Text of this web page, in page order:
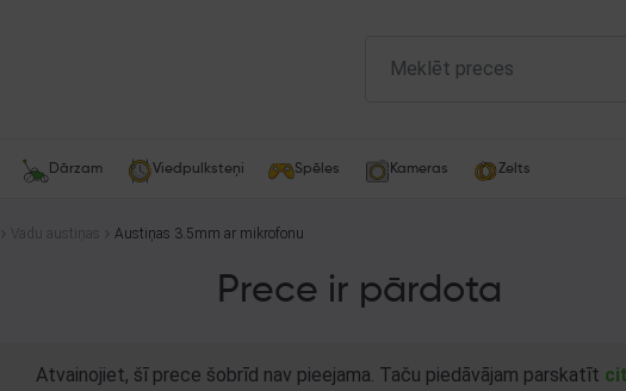
Dārzam Viedpulksteņi Spēles Kameras Zelts
Vadu austiņas Austiņas 3.5mm ar mikrofonu
Prece ir pārdota
Atvainojiet, šī prece šobrīd nav pieejama. Taču piedāvājam parskatīt